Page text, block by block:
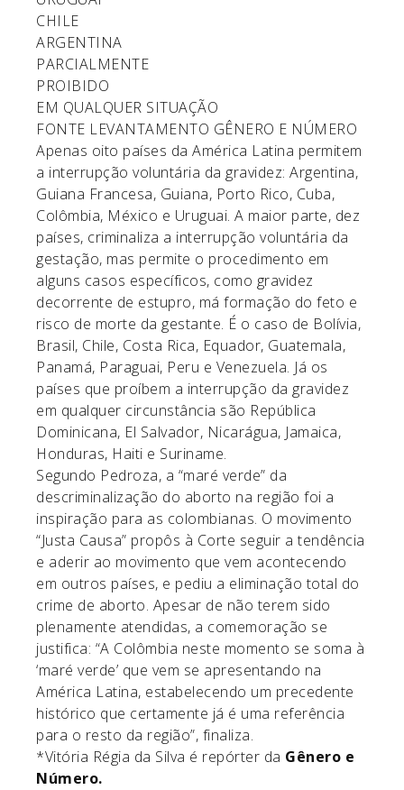
CHILE
ARGENTINA
PARCIALMENTE
PROIBIDO
EM QUALQUER SITUAÇÃO
FONTE LEVANTAMENTO GÊNERO E NÚMERO
Apenas oito países da América Latina permitem
a interrupção voluntária da gravidez: Argentina,
Guiana Francesa, Guiana, Porto Rico, Cuba,
Colômbia, México e Uruguai. A maior parte, dez
países, criminaliza a interrupção voluntária da
gestação, mas permite o procedimento em
alguns casos específicos, como gravidez
decorrente de estupro, má formação do feto e
risco de morte da gestante. É o caso de Bolívia,
Brasil, Chile, Costa Rica, Equador, Guatemala,
Panamá, Paraguai, Peru e Venezuela. Já os
países que proíbem a interrupção da gravidez
em qualquer circunstância são República
Dominicana, El Salvador, Nicarágua, Jamaica,
Honduras, Haiti e Suriname.
Segundo Pedroza, a “maré verde” da
descriminalização do aborto na região foi a
inspiração para as colombianas. O movimento
“Justa Causa” propôs à Corte seguir a tendência
e aderir ao movimento que vem acontecendo
em outros países, e pediu a eliminação total do
crime de aborto. Apesar de não terem sido
plenamente atendidas, a comemoração se
justifica: “A Colômbia neste momento se soma à
‘maré verde’ que vem se apresentando na
América Latina, estabelecendo um precedente
histórico que certamente já é uma referência
para o resto da região”, finaliza.
*Vitória Régia da Silva é repórter da Gênero e
Número.